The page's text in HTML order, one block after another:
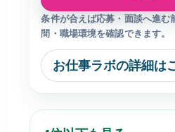
条件が合えば応募・面談へ進む
間・職場環境を確認できます。
お仕事ラボの詳細は